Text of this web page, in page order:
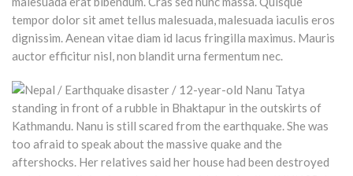
tempor dolor sit amet tellus malesuada, malesuada iaculis eros
dignissim. Aenean vitae diam id lacus fringilla maximus. Mauris
auctor efficitur nisl, non blandit urna fermentum nec.